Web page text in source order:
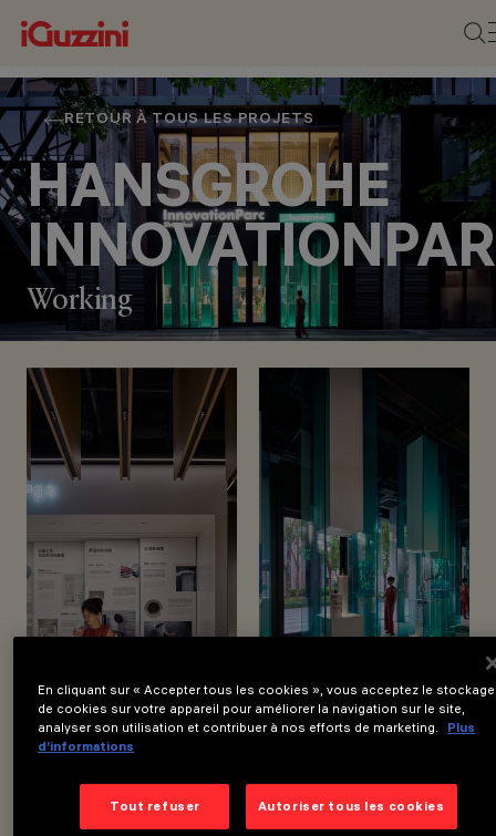
RETOUR À TOUS LES PROJETS
HANSGROHE
Working
EMPLACEMENT
SHANGHAI, CHINA
2022
En cliquant sur « Accepter tous les cookies », vous acceptez le stockage
de cookies sur votre appareil pour améliorer la navigation sur le site,
analyser son utilisation et contribuer à nos efforts de marketing.
Plus
d’informations
Tout refuser Autoriser tous les cookies